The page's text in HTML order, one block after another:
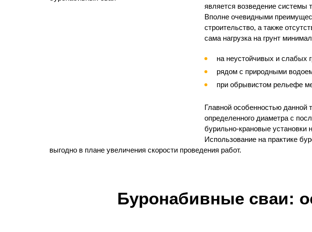
является возведение системы
Вполне очевидными
строительство, а также
сама нагрузка на грунт
на неустойчивых и слабых
рядом с природными
при обрывистом рельефе
Главной особенностью данной
определенного диаметра с
бурильно-крановые установки
Использование на практике
выгодно в плане увеличения скорости проведения работ.
Буронабивные сваи: